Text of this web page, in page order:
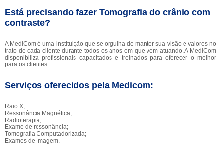
Está precisando fazer Tomografia do crânio com
contraste?
A MediCom é uma instituição que se orgulha de manter sua visão e valores no
trato de cada cliente durante todos os anos em que vem atuando. A MediCom
disponibiliza profissionais capacitados e treinados para oferecer o melhor
para os clientes.
Serviços oferecidos pela Medicom:
Raio X;
Ressonância Magnética;
Radioterapia;
Exame de ressonância;
Tomografia Computadorizada;
Exames de imagem.